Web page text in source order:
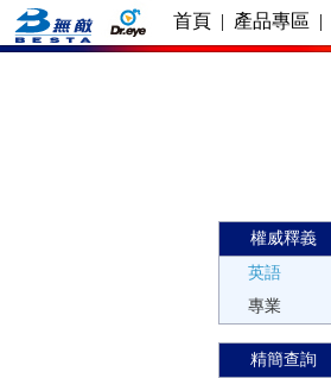
首頁 | 產品專區 |
權威釋義
英語
專業
精簡查詢